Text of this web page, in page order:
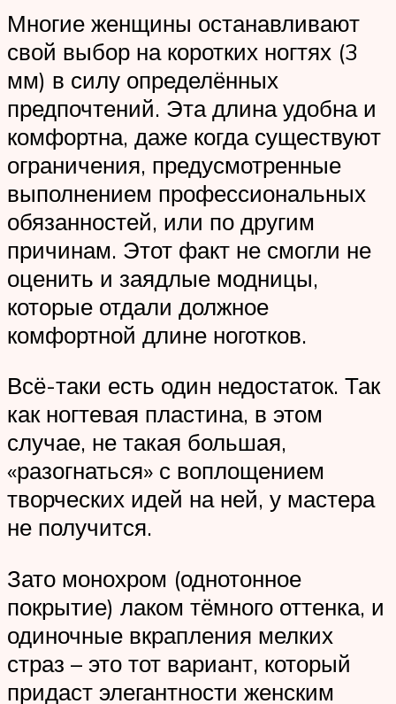
Многие женщины останавливают
свой выбор на коротких ногтях (3
мм) в силу определённых
предпочтений. Эта длина удобна и
комфортна, даже когда существуют
ограничения, предусмотренные
выполнением профессиональных
обязанностей, или по другим
причинам. Этот факт не смогли не
оценить и заядлые модницы,
которые отдали должное
комфортной длине ноготков.
Всё-таки есть один недостаток. Так
как ногтевая пластина, в этом
случае, не такая большая,
«разогнаться» с воплощением
творческих идей на ней, у мастера
не получится.
Зато монохром (однотонное
покрытие) лаком тёмного оттенка, и
одиночные вкрапления мелких
страз – это тот вариант, который
придаст элегантности женским